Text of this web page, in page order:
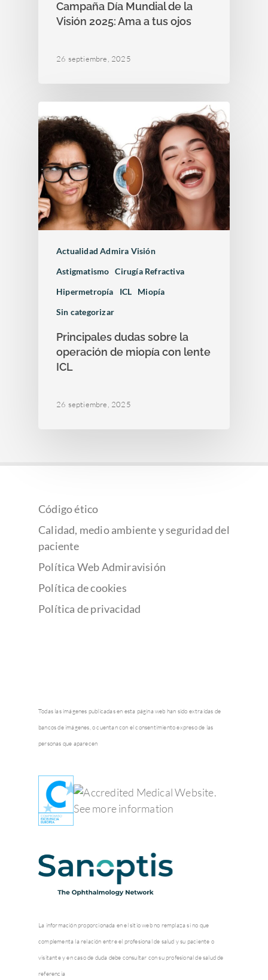
Campaña Día Mundial de la
Visión 2025: Ama a tus ojos
26 septiembre, 2025
Actualidad Admira Visión
Astigmatismo
Cirugía Refractiva
Hipermetropía
ICL
Miopía
Sin categorizar
Principales dudas sobre la
operación de miopía con lente
ICL
26 septiembre, 2025
Código ético
Calidad, medio ambiente y seguridad del
paciente
Política Web Admiravisión
Política de cookies
Política de privacidad
Todas las imágenes publicadas en esta página web han sido extraídas de
bancos de imágenes, o cuentan con el consentimiento expreso de las
personas que aparecen
La información proporcionada en el sitio web no remplaza si no que
complementa la relación entre el profesional de salud y su paciente o
visitante y en caso de duda debe consultar con su profesional de salud de
referencia